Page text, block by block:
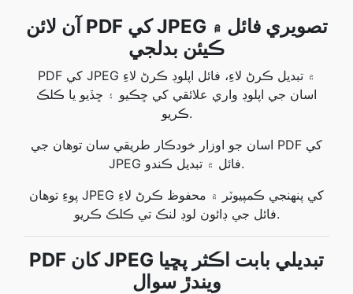
آن لائن PDF کي JPEG تصويري فائل ۾
ڪيئن بدلجي
PDF کي JPEG ۾ تبديل ڪرڻ لاءِ، فائل اپلوڊ ڪرڻ لاءِ
اسان جي اپلوڊ واري علائقي کي ڇڪيو ۽ ڇڏيو يا ڪلڪ
ڪريو.
اسان جو اوزار خودڪار طريقي سان توهان جي PDF کي
JPEG فائل ۾ تبديل ڪندو.
پوءِ توهان JPEG کي پنهنجي ڪمپيوٽر ۾ محفوظ ڪرڻ لاءِ
فائل جي ڊائون لوڊ لنڪ تي ڪلڪ ڪريو.
PDF کان JPEG تبديلي بابت اڪثر پڇيا
ويندڙ سوال